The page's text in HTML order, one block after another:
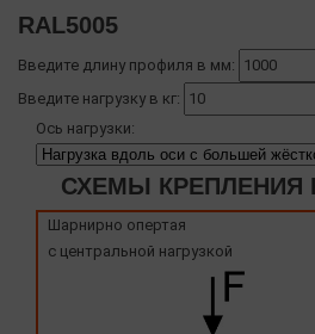
RAL5005
Введите длину профиля в мм:
Введите нагрузку в кг:
Ось нагрузки:
СХЕМЫ КРЕПЛЕНИЯ
Шарнирно опертая
с центральной нагрузкой